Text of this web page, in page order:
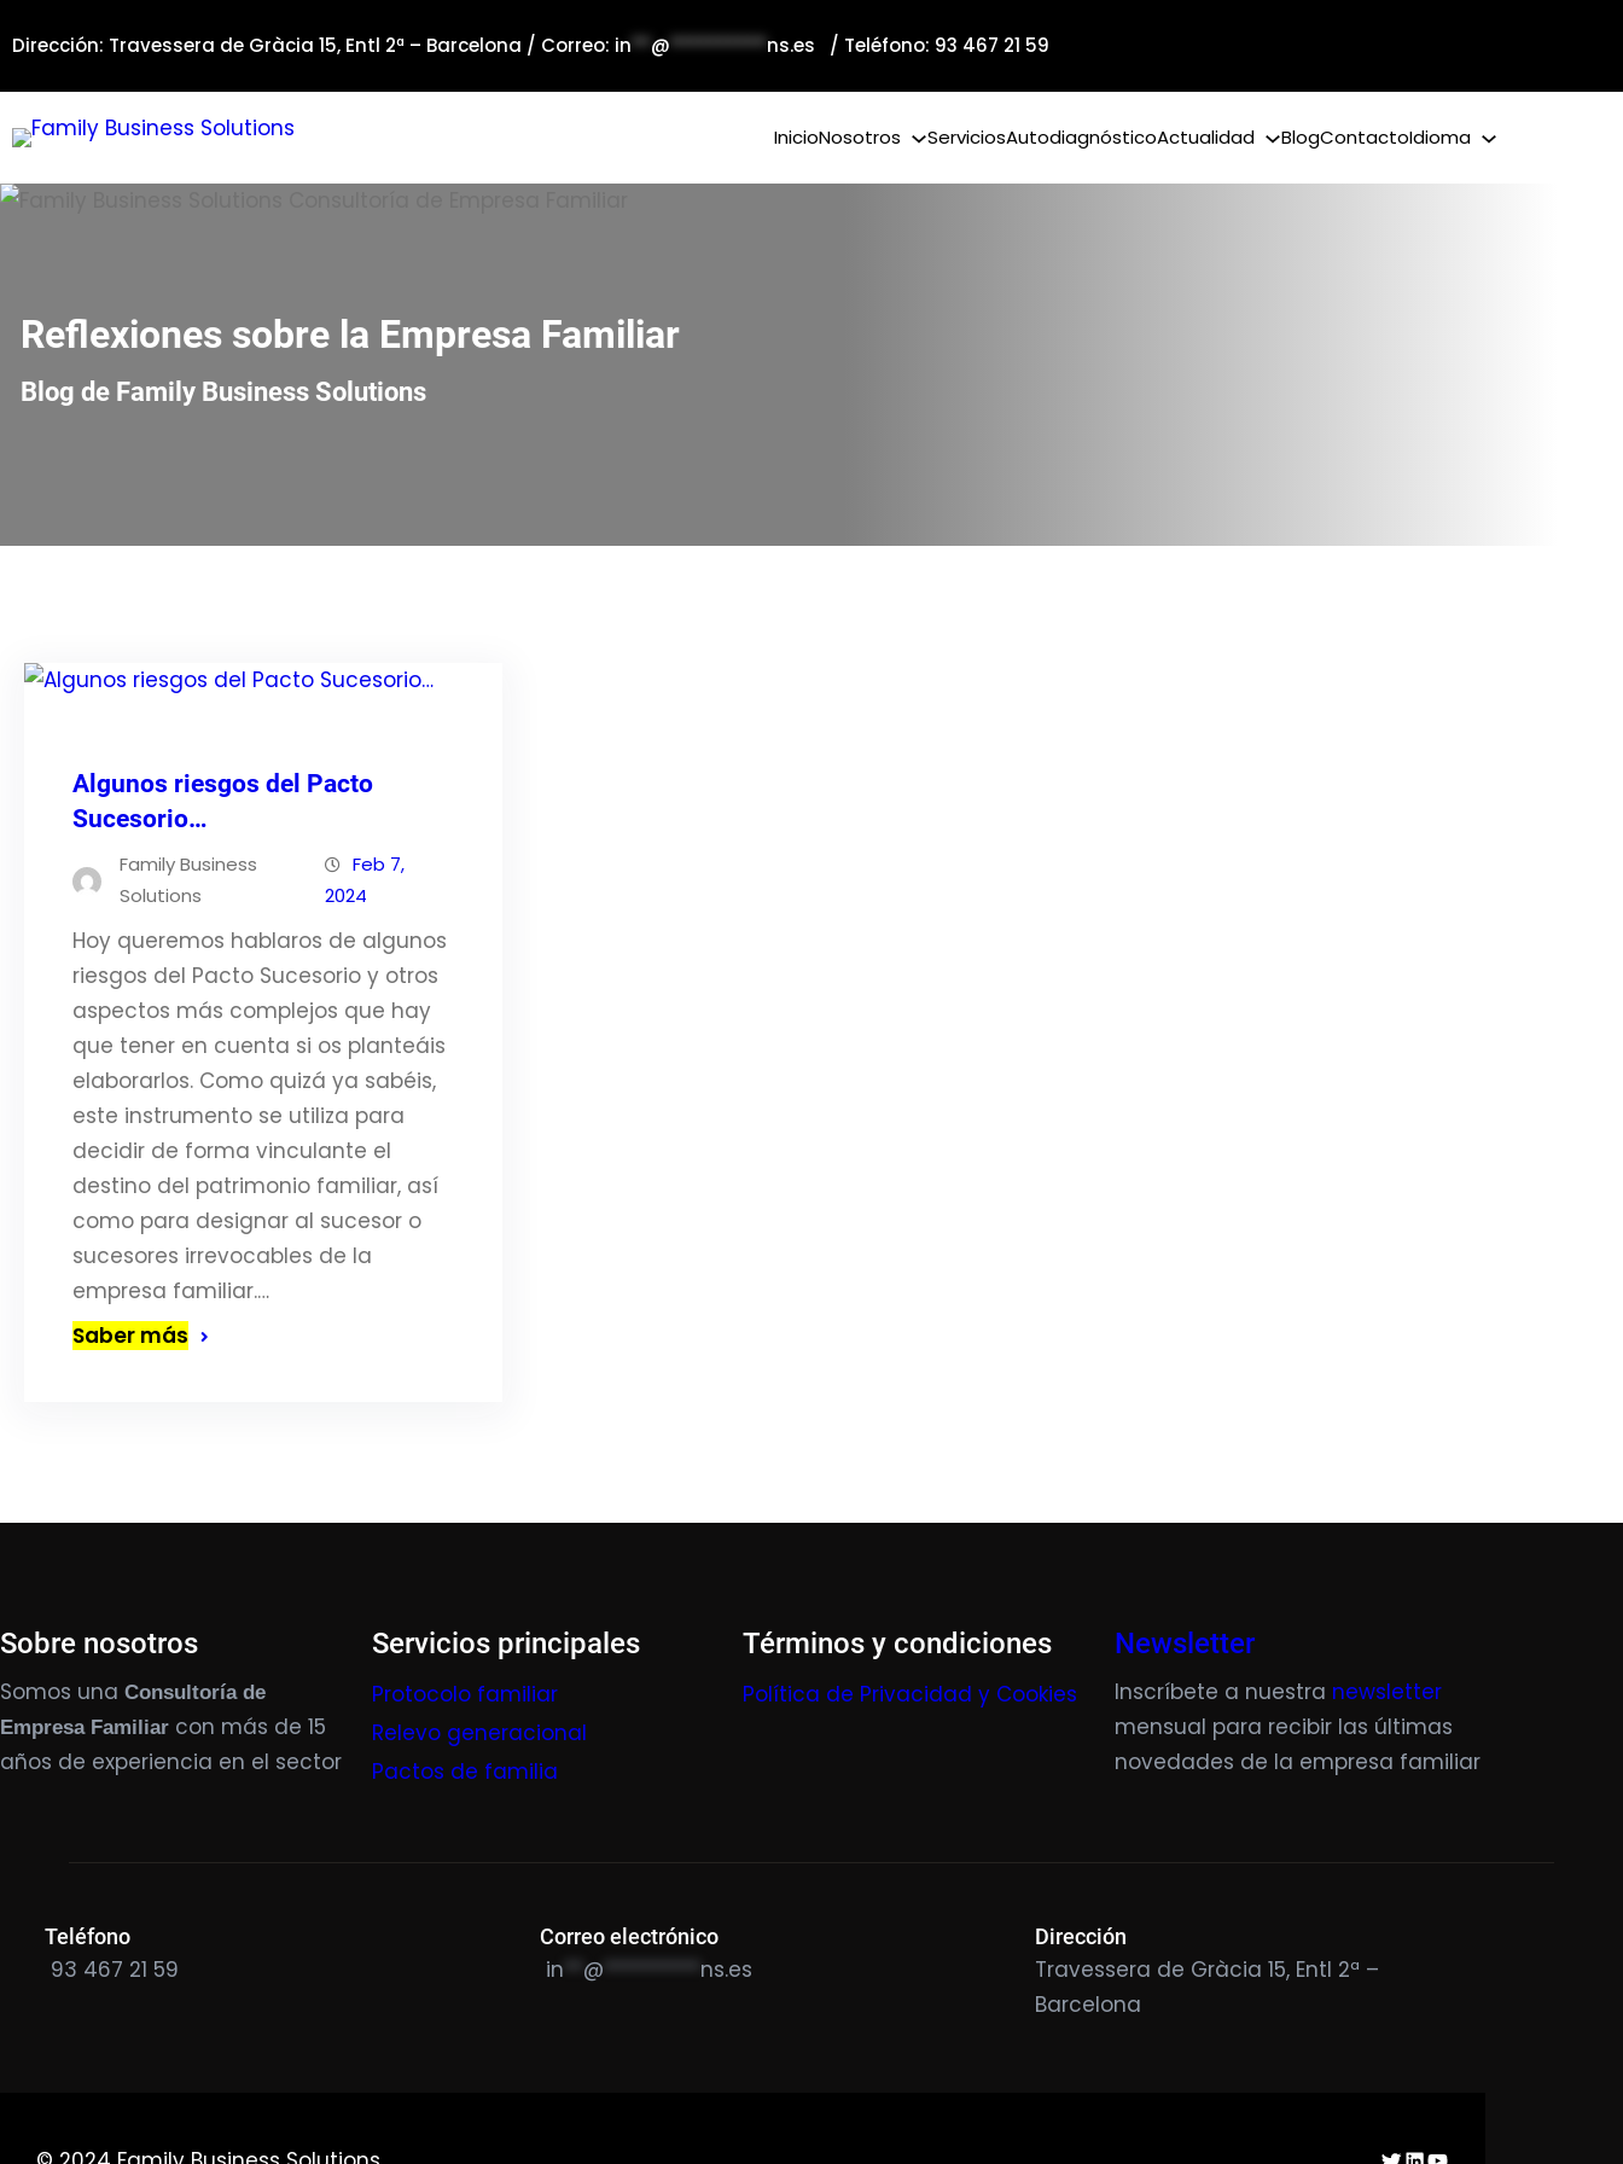
al
contenido
Dirección: Travessera de Gràcia 15, Entl 2ª – Barcelona / Correo: in**@**********ns.es / Teléfono: 93 467 21 59
InicioNosotros ServiciosAutodiagnósticoActualidad BlogContactoIdioma
Reflexiones sobre la Empresa Familiar
Blog de Family Business Solutions
Algunos riesgos del Pacto
Sucesorio…
Family Business
Solutions
Feb 7,
2024
Hoy queremos hablaros de algunos
riesgos del Pacto Sucesorio y otros
aspectos más complejos que hay
que tener en cuenta si os planteáis
elaborarlos. Como quizá ya sabéis,
este instrumento se utiliza para
decidir de forma vinculante el
destino del patrimonio familiar, así
como para designar al sucesor o
sucesores irrevocables de la
empresa familiar.…
Saber más
Sobre nosotros
Somos una Consultoría de
Empresa Familiar con más de 15
años de experiencia en el sector
Servicios principales
Protocolo familiar
Relevo generacional
Pactos de familia
Términos y condiciones
Política de Privacidad y Cookies
Newsletter
Inscríbete a nuestra newsletter
mensual para recibir las últimas
novedades de la empresa familiar
Teléfono
93 467 21 59
Correo electrónico
in @ ********** ns.es
Dirección
Travessera de Gràcia 15, Entl 2ª –
Barcelona